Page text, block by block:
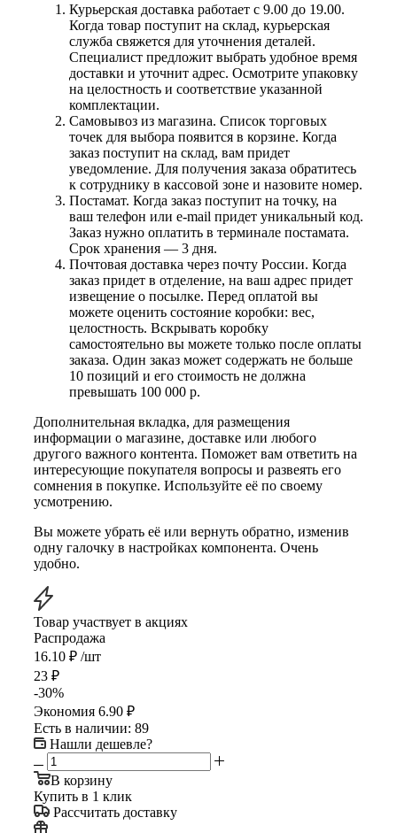
Курьерская доставка работает с 9.00 до 19.00.
Когда товар поступит на склад, курьерская
служба свяжется для уточнения деталей.
Специалист предложит выбрать удобное время
доставки и уточнит адрес. Осмотрите упаковку
на целостность и соответствие указанной
комплектации.
Самовывоз из магазина. Список торговых
точек для выбора появится в корзине. Когда
заказ поступит на склад, вам придет
уведомление. Для получения заказа обратитесь
к сотруднику в кассовой зоне и назовите номер.
Постамат. Когда заказ поступит на точку, на
ваш телефон или e-mail придет уникальный код.
Заказ нужно оплатить в терминале постамата.
Срок хранения — 3 дня.
Почтовая доставка через почту России. Когда
заказ придет в отделение, на ваш адрес придет
извещение о посылке. Перед оплатой вы
можете оценить состояние коробки: вес,
целостность. Вскрывать коробку
самостоятельно вы можете только после оплаты
заказа. Один заказ может содержать не больше
10 позиций и его стоимость не должна
превышать 100 000 р.
Дополнительная вкладка, для размещения
информации о магазине, доставке или любого
другого важного контента. Поможет вам ответить на
интересующие покупателя вопросы и развеять его
сомнения в покупке. Используйте её по своему
усмотрению.
Вы можете убрать её или вернуть обратно, изменив
одну галочку в настройках компонента. Очень
удобно.
Товар участвует в акциях
Распродажа
16.10 ₽ /шт
23 ₽
-30%
Экономия 6.90 ₽
Есть в наличии: 89
Нашли дешевле?
В корзину
Купить в 1 клик
Рассчитать доставку